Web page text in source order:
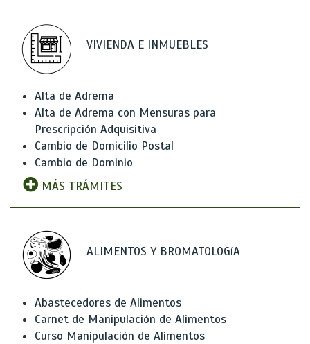
VIVIENDA E INMUEBLES
Alta de Adrema
Alta de Adrema con Mensuras para
Prescripción Adquisitiva
Cambio de Domicilio Postal
Cambio de Dominio
MÁS TRÁMITES
ALIMENTOS Y BROMATOLOGíA
Abastecedores de Alimentos
Carnet de Manipulación de Alimentos
Curso Manipulación de Alimentos